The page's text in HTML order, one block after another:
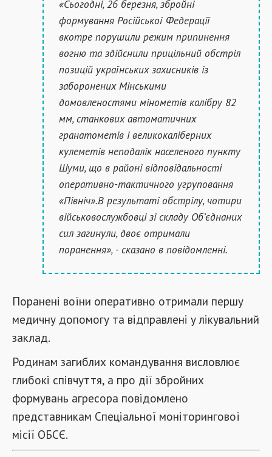
«Сьогодні, 26 березня, збройні
формування Російської Федерації
вкотре порушили режим припинення
вогню та здійснили прицільний обстріл
позицій українських захисників із
заборонених Мінськими
домовленостями мінометів калібру 82
мм, станкових автоматичних
гранатометів і великокаліберних
кулеметів неподалік населеного пункту
Шуми, що в районі відповідальності
оперативно-тактичного угруповання
«Північ».В результаті обстрілу, чотири
військовослужбовці зі складу Об’єднаних
сил загинули, двоє отримали
поранення», - сказано в повідомленні.
Поранені воїни оперативно отримали першу
медичну допомогу та відправлені у лікувальний
заклад.
Родинам загиблих командування висловлює
глибокі співчуття, а про дії збройних
формувань агресора повідомлено
представникам Спеціальної моніторингової
місії ОБСЄ.